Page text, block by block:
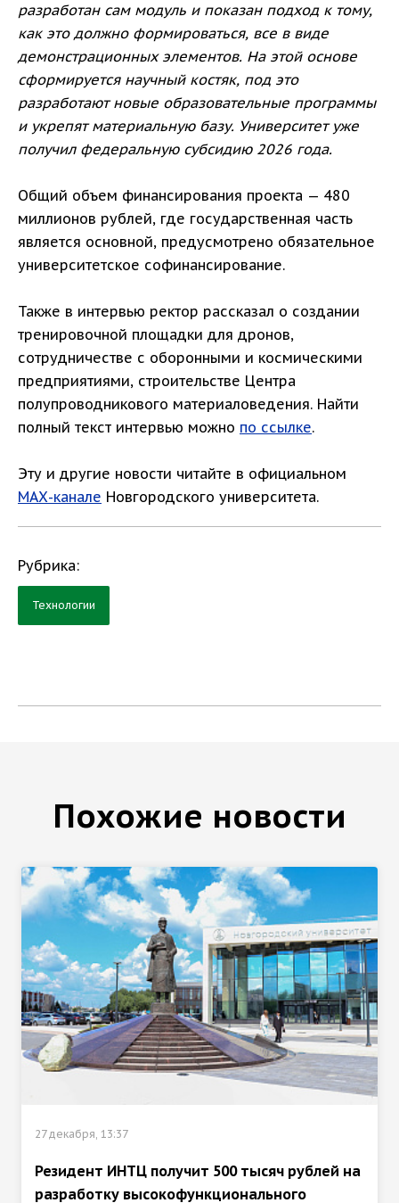
разработан сам модуль и показан подход к тому,
как это должно формироваться, все в виде
демонстрационных элементов. На этой основе
сформируется научный костяк, под это
разработают новые образовательные программы
и укрепят материальную базу. Университет уже
получил федеральную субсидию 2026 года.
Общий объем финансирования проекта — 480
миллионов рублей, где государственная часть
является основной, предусмотрено обязательное
университетское софинансирование.
Также в интервью ректор рассказал о создании
тренировочной площадки для дронов,
сотрудничестве с оборонными и космическими
предприятиями, строительстве Центра
полупроводникового материаловедения. Найти
полный текст интервью можно по ссылке.
Эту и другие новости читайте в официальном
МАХ-канале Новгородского университета.
Рубрика:
Технологии
Похожие новости
27 декабря, 13:37
Резидент ИНТЦ получит 500 тысяч рублей на
разработку высокофункционального